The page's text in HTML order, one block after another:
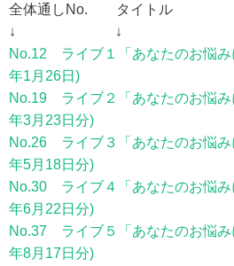
全体通しNo. タイトル
↓ ↓
No.12 ライブ１「あなたのお悩み
年1月26日)
No.19 ライブ２「あなたのお悩み
年3月23日分)
No.26 ライブ３「あなたのお悩み
年5月18日分)
No.30 ライブ４「あなたのお悩み
年6月22日分)
No.37 ライブ５「あなたのお悩み
年8月17日分)